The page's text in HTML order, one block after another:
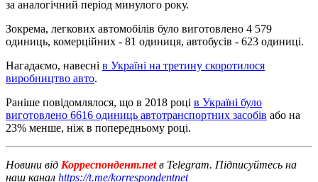
за аналогічний період минулого року.
Зокрема, легкових автомобілів було виготовлено 4 579
одиниць, комерційних - 81 одиниця, автобусів - 623 одиниці.
Нагадаємо, навесні в Україні на третину скоротилося
виробництво авто.
Раніше повідомлялося, що в 2018 році в Україні було
виготовлено 6616 одиниць автотранспортних засобів або на
23% менше, ніж в попередньому році.
Новини від Корреспондент.netв Telegram. Підписуйтесь на
наш канал https://t.me/korrespondentnet